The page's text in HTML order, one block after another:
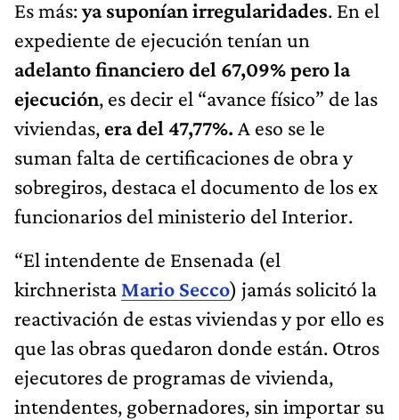
Es más:ya suponían irregularidades. En el
expediente de ejecución tenían un
adelanto financiero del 67,09% pero la
ejecución, es decir el “avance físico” de las
viviendas, era del 47,77%. A eso se le
suman falta de certificaciones de obra y
sobregiros, destaca el documento de los ex
funcionarios del ministerio del Interior.
“El intendente de Ensenada (el
kirchnerista Mario Secco) jamás solicitó la
reactivación de estas viviendas y por ello es
que las obras quedaron donde están. Otros
ejecutores de programas de vivienda,
intendentes, gobernadores, sin importar su